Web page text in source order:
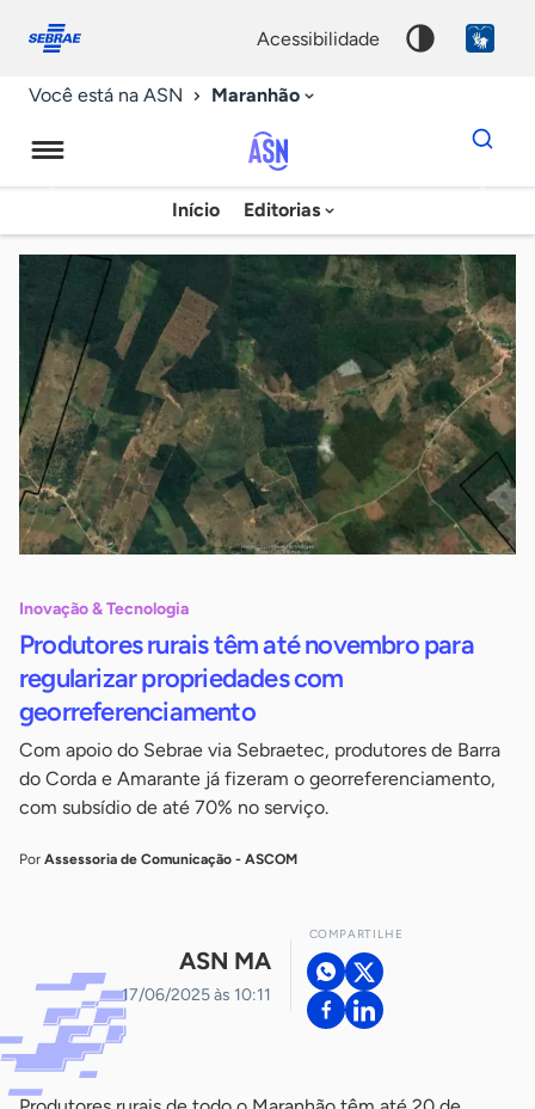
conosco
acessibilidade
Você está na ASN Maranhão
Agência
Sebrae
de
Notícias
Início Editorias
Dados
para
chave
Inovação & Tecnologia
Produtores rurais têm até novembro para
regularizar propriedades com
georreferenciamento
Com apoio do Sebrae via Sebraetec, produtores de Barra
do Corda e Amarante já fizeram o georreferenciamento,
com subsídio de até 70% no serviço.
Por Assessoria de Comunicação - ASCOM
ASN MA
17/06/2025 às 10:11
COMPARTILHE